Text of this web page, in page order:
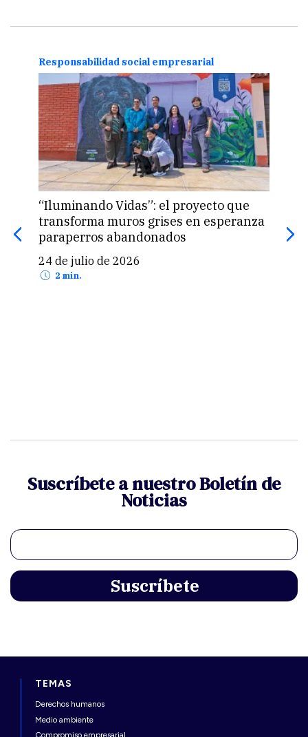
Responsabilidad social empresarial
“Iluminando Vidas”: el proyecto que
transforma muros grises en esperanza
paraperros abandonados
24 de julio de 2026
2 min.
Suscríbete a nuestro Boletín de
Noticias
TEMAS
Derechos humanos
Medio ambiente
Compromiso empresarial